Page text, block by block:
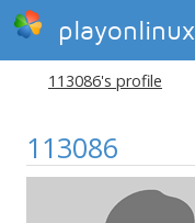
playonlinux
113086's profile
113086